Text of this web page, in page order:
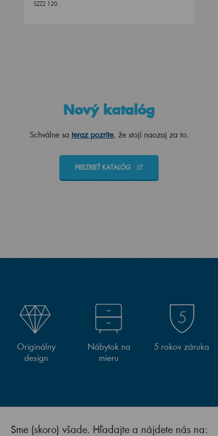
SZZ2 120.
Nový katalóg
Schválne sa teraz pozrite, že stojí naozaj za to.
PREZRIEŤ KATALÓG
Originálny
design
Nábytok na
mieru
5 rokov záruka
Sme (skoro) všade. Hľadajte a nájdete nás na: